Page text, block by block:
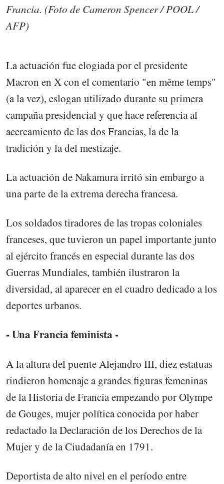
Francia. (Foto de Cameron Spencer / POOL /
AFP)
La actuación fue elogiada por el presidente
Macron en X con el comentario "en même temps"
(a la vez), eslogan utilizado durante su primera
campaña presidencial y que hace referencia al
acercamiento de las dos Francias, la de la
tradición y la del mestizaje.
La actuación de Nakamura irritó sin embargo a
una parte de la extrema derecha francesa.
Los soldados tiradores de las tropas coloniales
franceses, que tuvieron un papel importante junto
al ejército francés en especial durante las dos
Guerras Mundiales, también ilustraron la
diversidad, al aparecer en el cuadro dedicado a los
deportes urbanos.
- Una Francia feminista -
A la altura del puente Alejandro III, diez estatuas
rindieron homenaje a grandes figuras femeninas
de la Historia de Francia empezando por Olympe
de Gouges, mujer política conocida por haber
redactado la Declaración de los Derechos de la
Mujer y de la Ciudadanía en 1791.
Deportista de alto nivel en el período entre